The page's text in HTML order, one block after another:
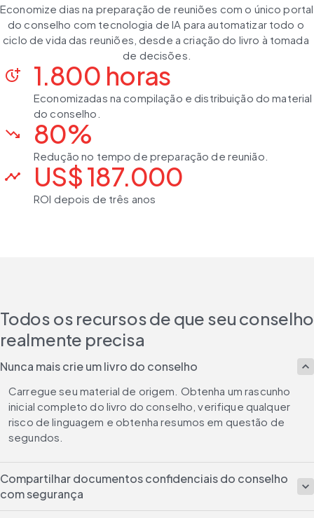
Economize dias na preparação de reuniões com o único portal
do conselho com tecnologia de IA para automatizar todo o
ciclo de vida das reuniões, desde a criação do livro à tomada
de decisões.
more_time 1.800 horas
Economizadas na compilação e distribuição do material
do conselho.
trending_down 80%
Redução no tempo de preparação de reunião.
timeline US$ 187.000
ROI depois de três anos
Todos os recursos de que seu conselho
realmente precisa
Nunca mais crie um livro do conselho
Carregue seu material de origem. Obtenha um rascunho
inicial completo do livro do conselho, verifique qualquer
risco de linguagem e obtenha resumos em questão de
segundos.
Compartilhar documentos confidenciais do conselho
com segurança